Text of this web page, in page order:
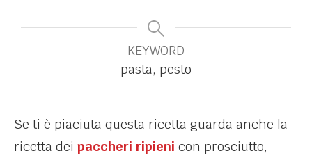
KEYWORD
pasta, pesto
Se ti è piaciuta questa ricetta guarda anche la
ricetta dei paccheri ripieni con prosciutto,